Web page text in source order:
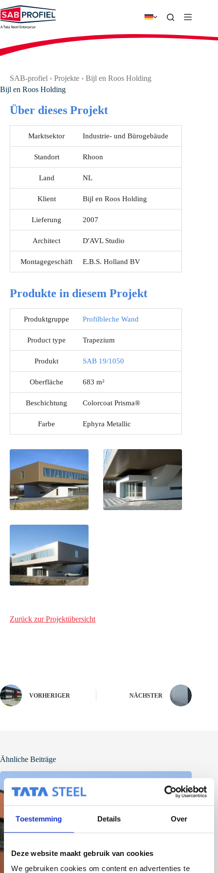
Toestemming Details Over
Deze website maakt gebruik van cookies
We gebruiken cookies om content en advertenties te
Inhalt
springen
SAB-profiel › Projekte › Bijl en Roos Holding
Bijl en Roos Holding
Über dieses Projekt
Marktsektor Industrie- und Bürogebäude
Standort Rhoon
Land NL
Klient Bijl en Roos Holding
Lieferung 2007
Architect D'AVL Studio
Montagegeschäft E.B.S. Holland BV
Produkte in diesem Projekt
Produktgruppe Profilbleche Wand
Product type Trapezium
Produkt SAB 19/1050
Oberfläche 683 m²
Beschichtung Colorcoat Prisma®
Farbe Ephyra Metallic
Zurück zur Projektübersicht
VORHERIGER NÄCHSTER
Ähnliche Beiträge